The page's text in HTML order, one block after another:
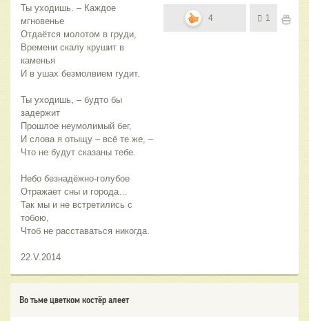
Ты уходишь. – Каждое
мгновенье
Отдаётся молотом в груди,
Времени скалу крушит в
каменья
И в ушах безмолвием гудит.
Ты уходишь, – будто бы
задержит
Прошлое неумолимый бег,
И слова я отыщу – всё те же, –
Что не будут сказаны тебе.
Небо безнадёжно-голубое
Отражает сны и города…
Так мы и не встретились с
тобою,
Чтоб не расставаться никогда.
22.V.2014
4 1
Во тьме цветком костёр алеет